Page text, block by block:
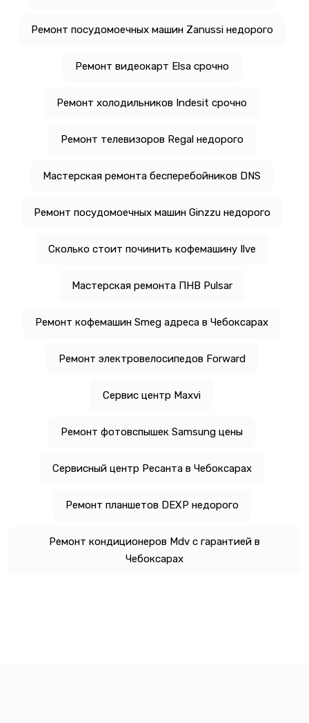
Ремонт посудомоечных машин Zanussi недорого
Ремонт видеокарт Elsa срочно
Ремонт холодильников Indesit срочно
Ремонт телевизоров Regal недорого
Мастерская ремонта бесперебойников DNS
Ремонт посудомоечных машин Ginzzu недорого
Сколько стоит починить кофемашину Ilve
Мастерская ремонта ПНВ Pulsar
Ремонт кофемашин Smeg адреса в Чебоксарах
Ремонт электровелосипедов Forward
Сервис центр Maxvi
Ремонт фотовспышек Samsung цены
Сервисный центр Ресанта в Чебоксарах
Ремонт планшетов DEXP недорого
Ремонт кондиционеров Mdv с гарантией в
Чебоксарах